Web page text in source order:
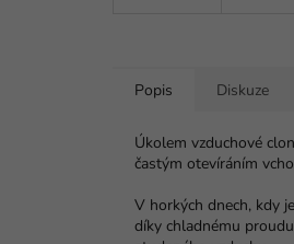
Popis Diskuze
Úkolem vzduchové
častým otevíráním
V horkých dnech, kdy
díky chladnému